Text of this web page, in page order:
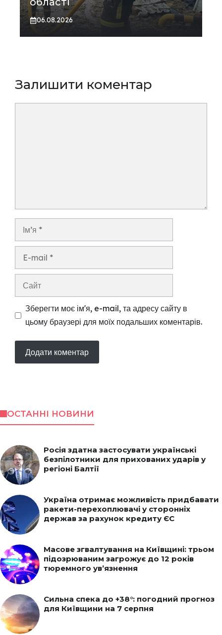
06.08.2026
Залишити коментар
Ім’я
Сайт
Зберегти моє ім'я, e-mail, та адресу сайту в
цьому браузері для моїх подальших коментарів.
ОСТАННІ НОВИНИ
Росія здатна застосувати українські
безпілотники для прихованих ударів у
регіоні Балтії
Україна отримає можливість придбавати
ракети-перехоплювачі у сторонніх
держав за рахунок кредиту ЄС
Масове згвалтування на Київщині: трьом
підозрюваним загрожує до 12 років
тюремного ув’язнення
Сильна спека до +38°: погодний прогноз
для Київщини на 7 серпня